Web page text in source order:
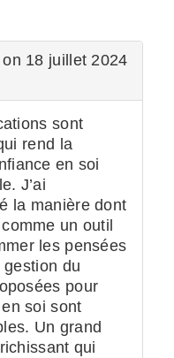
18 juillet 2024
sont
rend la
en soi
J’ai
la manière dont
un outil
les pensées
gestion du
pour
soi sont
Un grand
qui